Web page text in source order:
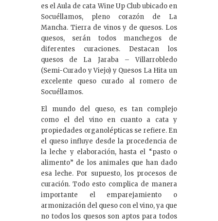
es el Aula de cata Wine Up Club ubicado en
Socuéllamos, pleno corazón de La
Mancha. Tierra de vinos y de quesos. Los
quesos, serán todos manchegos de
diferentes curaciones. Destacan los
quesos de La Jaraba – Villarrobledo
(Semi-Curado y Viejo) y Quesos La Hita un
excelente queso curado al romero de
Socuéllamos.
El mundo del queso, es tan complejo
como el del vino en cuanto a cata y
propiedades organolépticas se refiere. En
el queso influye desde la procedencia de
la leche y elaboración, hasta el “pasto o
alimento” de los animales que han dado
esa leche. Por supuesto, los procesos de
curación. Todo esto complica de manera
importante el emparejamiento o
armonización del queso con el vino, ya que
no todos los quesos son aptos para todos